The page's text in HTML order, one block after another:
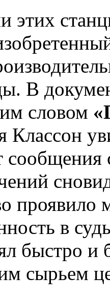
этих
В
словом
Классон
сообщения
проявило
в
быстро и
сырьем